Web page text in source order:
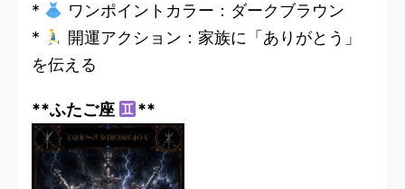
*
ワンポイントカラー：ダークブラウン
*
開運アクション：家族に「ありがとう」
を伝える
**ふたご座 **